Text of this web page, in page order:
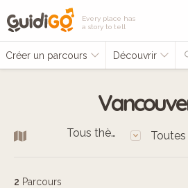
Every place has
a story to tell
Créer un parcours Découvrir
Tous thèmes
2 Parcours